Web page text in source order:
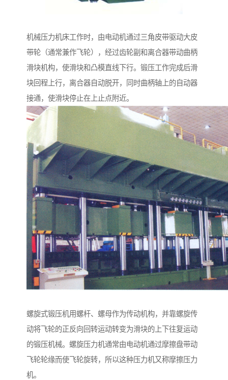
机械压力机床工作时，由电动机通过三角皮带驱动大皮
带轮（通常兼作飞轮），经过齿轮副和离合器带动曲柄
滑块机构，使滑块和凸模直线下行。锻压工作完成后滑
块回程上行，离合器自动脱开，同时曲柄轴上的自动器
接通，使滑块停止在上止点附近。
螺旋式锻压机用螺杆、螺母作为传动机构，并靠螺旋传
动将飞轮的正反向回转运动转变为滑块的上下往复运动
的锻压机械。螺旋压力机通常由电动机通过摩擦盘带动
飞轮轮缘而使飞轮旋转，所以这种压力机又称摩擦压力
机。